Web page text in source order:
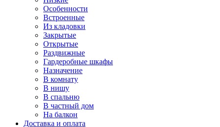
Особенности
Встроенные
Из кладовки
Закрытые
Открытые
Раздвижные
Гардеробные шкафы
Назначение
В комнату
В нишу
В спальню
В частный дом
На балкон
Доставка и оплата